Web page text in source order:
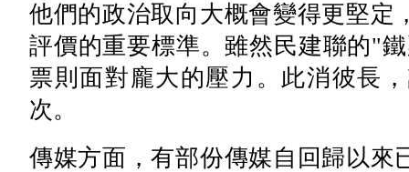
他們的政治取向大概會變得更堅定
評價的重要標準。雖然民建聯的"
票則面對龐大的壓力。此消彼長
次。
傳媒方面，有部份傳媒自回歸以來